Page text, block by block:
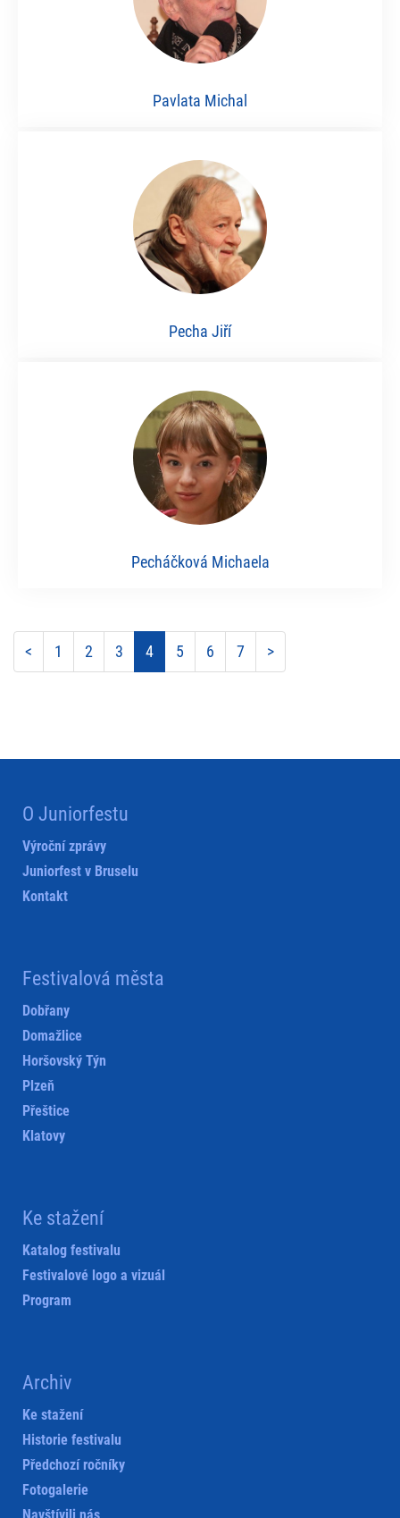
Pavlata Michal
Pecha Jiří
Pecháčková Michaela
< 1 2 3 4 5 6 7 >
O Juniorfestu
Výroční zprávy
Juniorfest v Bruselu
Kontakt
Festivalová města
Dobřany
Domažlice
Horšovský Týn
Plzeň
Přeštice
Klatovy
Ke stažení
Katalog festivalu
Festivalové logo a vizuál
Program
Archiv
Ke stažení
Historie festivalu
Předchozí ročníky
Fotogalerie
Navštívili nás